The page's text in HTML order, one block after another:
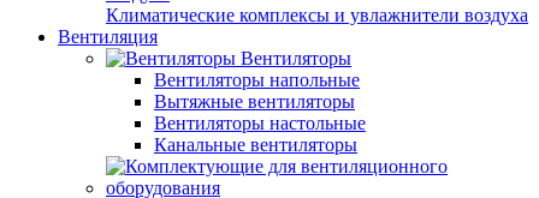
Климатические комплексы и увлажнители воздуха
Вентиляция
Вентиляторы
Вентиляторы напольные
Вытяжные вентиляторы
Вентиляторы настольные
Канальные вентиляторы